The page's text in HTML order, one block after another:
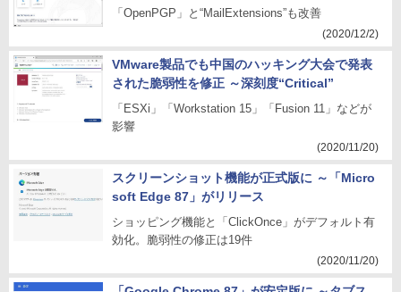
「OpenPGP」と“MailExtensions”も改善
(2020/12/2)
VMware製品でも中国のハッキング大会で発表
された脆弱性を修正 ～深刻度“Critical”
「ESXi」「Workstation 15」「Fusion 11」などが
影響
(2020/11/20)
スクリーンショット機能が正式版に ～「Micro
soft Edge 87」がリリース
ショッピング機能と「ClickOnce」がデフォルト有
効化。脆弱性の修正は19件
(2020/11/20)